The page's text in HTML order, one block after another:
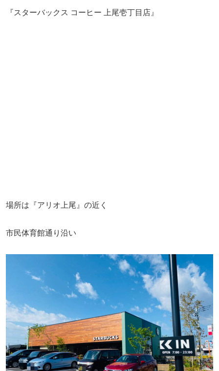
『スターバックス コーヒー 上尾壱丁目店』
場所は『アリオ上尾』の近く
市民体育館通り沿い